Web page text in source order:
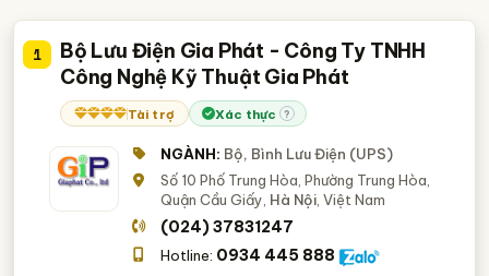
bình lưu điện
tìm nhà cung cấp bình lưu điện
1
Bộ Lưu Điện Gia Phát - Công Ty TNHH
Công Nghệ Kỹ Thuật Gia Phát
Tài trợ Xác thực ?
NGÀNH: Bộ, Bình Lưu Điện (UPS)
Số 10 Phố Trung Hòa, Phường Trung Hòa,
Quận Cầu Giấy, Hà Nội , Việt Nam
(024) 37831247
Hotline: 0934 445 888